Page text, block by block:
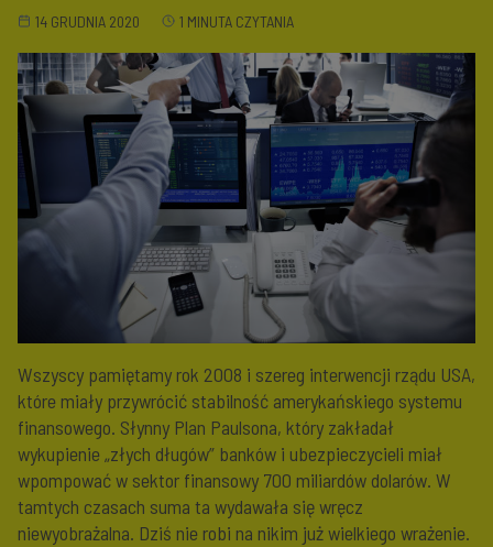
14 GRUDNIA 2020 1 MINUTA CZYTANIA
Wszyscy pamiętamy rok 2008 i szereg interwencji rządu USA,
które miały przywrócić stabilność amerykańskiego systemu
finansowego. Słynny Plan Paulsona, który zakładał
wykupienie „złych długów” banków i ubezpieczycieli miał
wpompować w sektor finansowy 700 miliardów dolarów. W
tamtych czasach suma ta wydawała się wręcz
niewyobrażalna. Dziś nie robi na nikim już wielkiego wrażenie.